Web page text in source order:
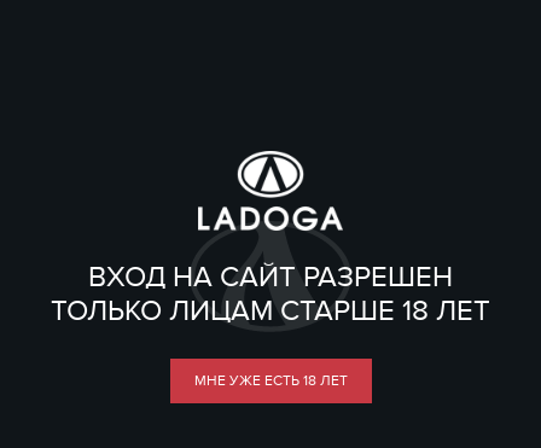
ВХОД НА САЙТ РАЗРЕШЕН
ТОЛЬКО ЛИЦАМ СТАРШЕ 18 ЛЕТ
МНЕ УЖЕ ЕСТЬ 18 ЛЕТ